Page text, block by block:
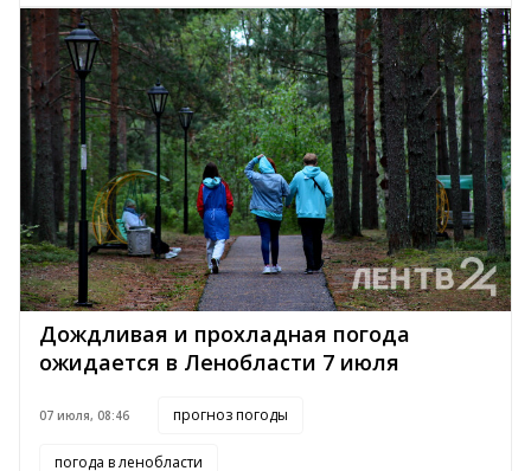
Дождливая и прохладная погода
ожидается в Ленобласти 7 июля
07 июля, 08:46 прогноз погоды
погода в ленобласти